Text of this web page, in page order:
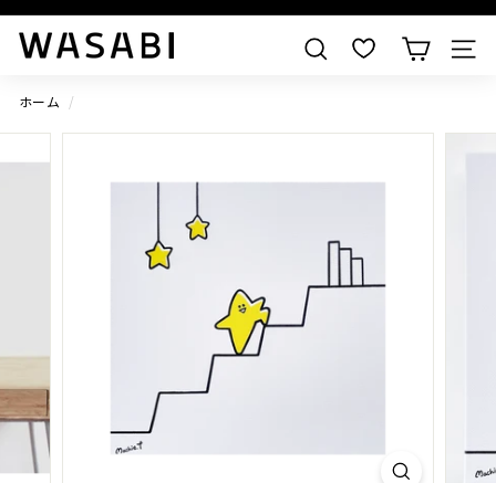
すべての作品を見る
W
S
A
B
検索
ホーム /